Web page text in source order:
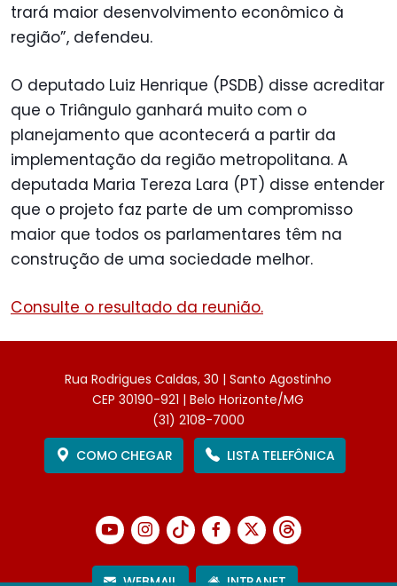
trará maior desenvolvimento econômico à
região”, defendeu.
O deputado Luiz Henrique (PSDB) disse acreditar
que o Triângulo ganhará muito com o
planejamento que acontecerá a partir da
implementação da região metropolitana. A
deputada Maria Tereza Lara (PT) disse entender
que o projeto faz parte de um compromisso
maior que todos os parlamentares têm na
construção de uma sociedade melhor.
Consulte o resultado da reunião.
Rua Rodrigues Caldas, 30 | Santo Agostinho
CEP 30190-921 | Belo Horizonte/MG
(31) 2108-7000
COMO CHEGAR
LISTA TELEFÔNICA
WEBMAIL INTRANET